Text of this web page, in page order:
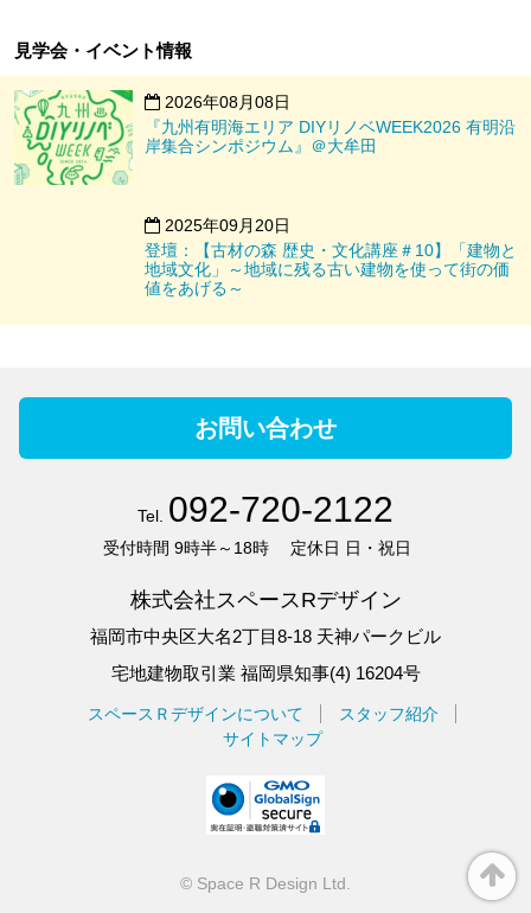
見学会・イベント情報
2026年08月08日
『九州有明海エリア DIYリノベWEEK2026 有明沿
岸集合シンポジウム』＠大牟田
2025年09月20日
登壇：【古材の森 歴史・文化講座＃10】「建物と
地域文化」～地域に残る古い建物を使って街の価
値をあげる～
お問い合わせ
Tel. 092-720-2122
受付時間 9時半～18時 定休日 日・祝日
株式会社スペースRデザイン
福岡市中央区大名2丁目8-18 天神パークビル
宅地建物取引業 福岡県知事(4) 16204号
スペースＲデザインについて
スタッフ紹介
サイトマップ
© Space R Design Ltd.